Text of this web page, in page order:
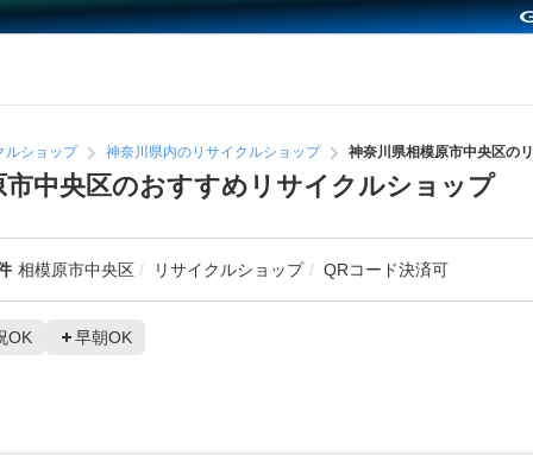
ルショップ 神奈川県内のリサイクルショップ 神奈川県相模原市中央区の
中央区のおすすめリサイクルショップ
相模原市中央区 リサイクルショップ QRコード決済可
OK 早朝OK